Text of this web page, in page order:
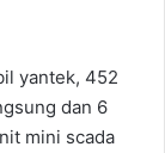
yantek, 452
dan 6
mini scada